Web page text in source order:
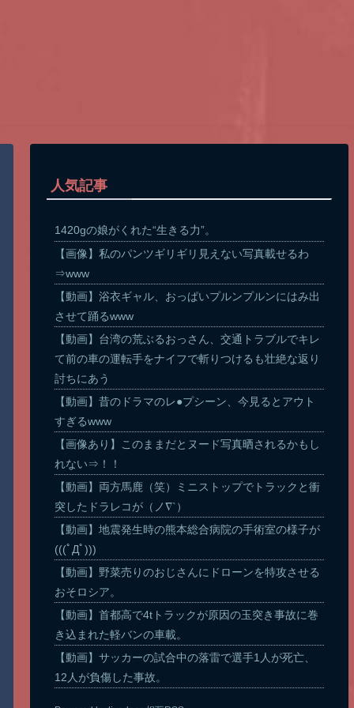
人気記事
1420gの娘がくれた“生きる力”。
【画像】私のパンツギリギリ見えない写真載せるわ
⇒www
【動画】浴衣ギャル、おっぱいプルンプルンにはみ出
させて踊るwww
【動画】台湾の荒ぶるおっさん、交通トラブルでキレ
て前の車の運転手をナイフで斬りつけるも壮絶な返り
討ちにあう
【動画】昔のドラマのレ●プシーン、今見るとアウト
すぎるwww
【画像あり】このままだとヌード写真晒されるかもし
れない⇒！！
【動画】両方馬鹿（笑）ミニストップでトラックと衝
突したドラレコが（ノ∇`）
【動画】地震発生時の熊本総合病院の手術室の様子が
(((ﾟДﾟ)))
【動画】野菜売りのおじさんにドローンを特攻させる
おそロシア。
【動画】首都高で4tトラックが原因の玉突き事故に巻
き込まれた軽バンの車載。
【動画】サッカーの試合中の落雷で選手1人が死亡、
12人が負傷した事故。